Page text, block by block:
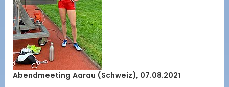
Abendmeeting Aarau (Schweiz), 07.08.2021